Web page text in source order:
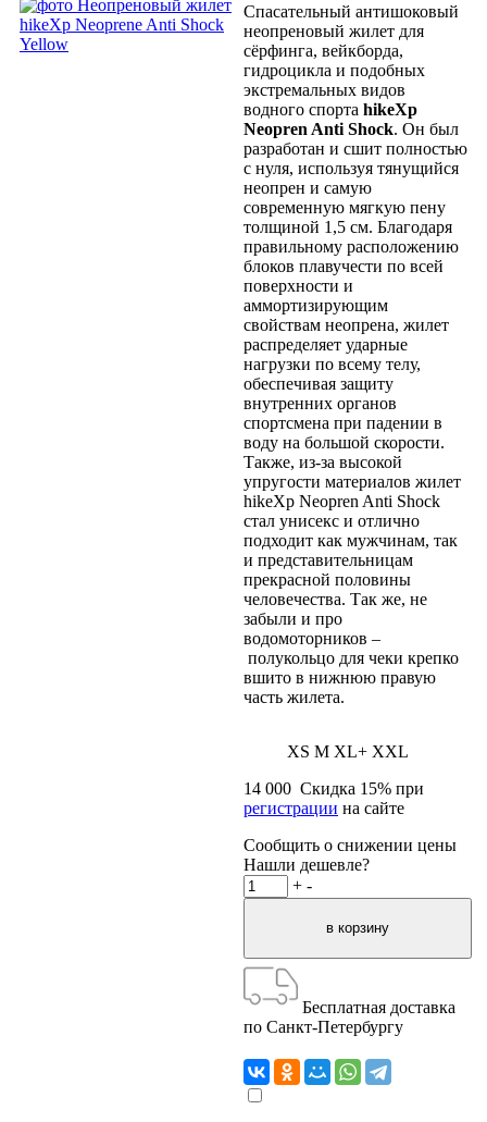
Спасательный антишоковый
неопреновый жилет для
сёрфинга, вейкборда,
гидроцикла и подобных
экстремальных видов
водного спорта hikeXp
Neopren Anti Shock. Он был
разработан и сшит полностью
с нуля, используя тянущийся
неопрен и самую
современную мягкую пену
толщиной 1,5 см. Благодаря
правильному расположению
блоков плавучести по всей
поверхности и
аммортизирующим
свойствам неопрена, жилет
распределяет ударные
нагрузки по всему телу,
обеспечивая защиту
внутренних органов
спортсмена при падении в
воду на большой скорости.
Также, из-за высокой
упругости материалов жилет
hikeXp Neopren Anti Shock
стал унисекс и отлично
подходит как мужчинам, так
и представительницам
прекрасной половины
человечества. Так же, не
забыли и про
водомоторников –
полукольцо для чеки крепко
вшито в нижнюю правую
часть жилета.
XS M XL+ XXL
14 000 Скидка 15% при
регистрации на сайте
Сообщить о снижении цены
Нашли дешевле?
+ -
Бесплатная доставка
по Санкт-Петербургу